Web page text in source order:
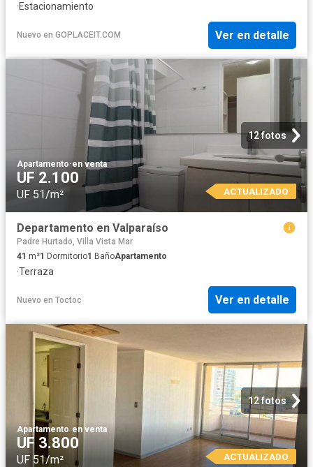
·Estacionamiento
Nuevo en GOPLACEIT.COM Ver en detalle
12 fotos
Apartamento·en venta
UF 2.100
UF 51/m² ACTUALIZADO
Departamento en Valparaíso
Padre Hurtado, Villa Vista Mar
41 m²1 Dormitorio1 BañoApartamento
·Terraza
Nuevo en Toctoc Ver en detalle
12 fotos
Apartamento·en venta
UF 3.800
UF 51/m² ACTUALIZADO